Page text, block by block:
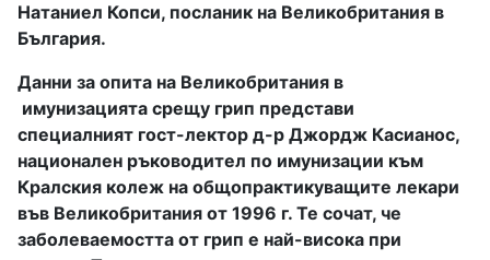
Натаниел Копси, посланик на Великобритания в
България.
Данни за опита на Великобритания в
имунизацията срещу грип представи
специалният гост-лектор д-р Джордж Касианос,
национален ръководител по имунизации към
Кралския колеж на общопрактикуващите лекари
във Великобритания от 1996 г. Те сочат, че
заболеваемостта от грип е най-висока при